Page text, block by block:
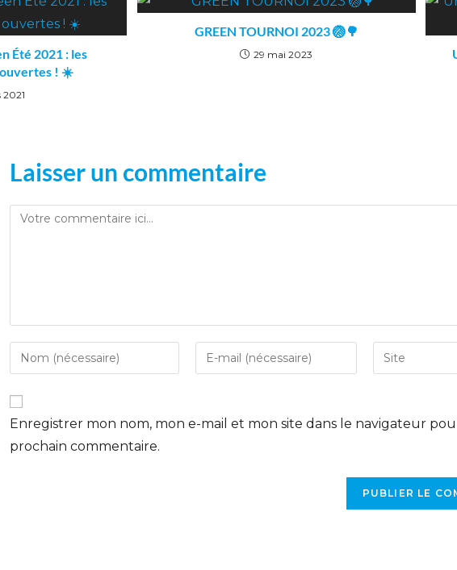
Été 2021 : les
! ☀️
2021
GREEN TOURNOI 2023 🏐🌳
29 mai 2023
Laisser un commentaire
Enregistrer mon nom, mon e-mail et mon site dans le navigateur
prochain commentaire.